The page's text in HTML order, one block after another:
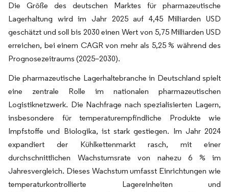
Die Größe des deutschen Marktes für pharmazeutische
Lagerhaltung wird im Jahr 2025 auf 4,45 Milliarden USD
geschätzt und soll bis 2030 einen Wert von 5,75 Milliarden USD
erreichen, bei einem CAGR von mehr als 5,25 % während des
Prognosezeitraums (2025–2030).
Die pharmazeutische Lagerhaltebranche in Deutschland spielt
eine zentrale Rolle im nationalen pharmazeutischen
Logistiknetzwerk. Die Nachfrage nach spezialisierten Lagern,
insbesondere für temperaturempfindliche Produkte wie
Impfstoffe und Biologika, ist stark gestiegen. Im Jahr 2024
expandiert der Kühlkettenmarkt rasch, mit einer
durchschnittlichen Wachstumsrate von nahezu 6 % im
Jahresvergleich. Dieses Wachstum umfasst Einrichtungen wie
temperaturkontrollierte Lagereinheiten und